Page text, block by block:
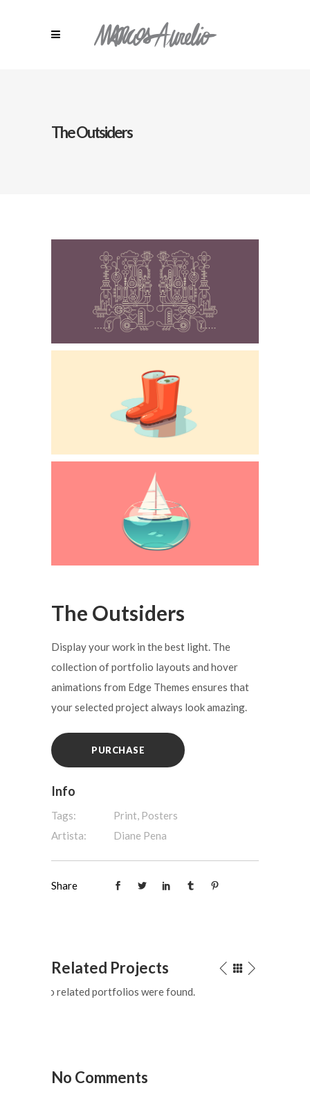
The Outsiders
The Outsiders
Display your work in the best light. The
collection of portfolio layouts and hover
animations from Edge Themes ensures that
your selected project always look amazing.
PURCHASE
Info
Tags:
Print, Posters
Artista:
Diane Pena
Share
Related Projects
No related portfolios were found.
No Comments